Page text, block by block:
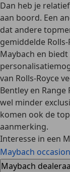
Dan heb je
aan boord. Een
dat andere
gemiddelde
Maybach en
van Rolls-Royce
Bentley en Range
wel minder
komen ook de
aanmerking.
Interesse in een
Maybach
Maybach